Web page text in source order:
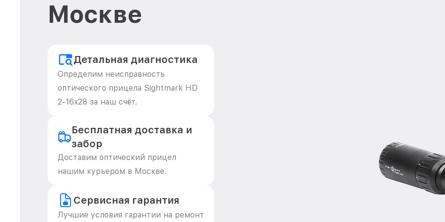
Москве
Детальная диагностика
Определим неисправность
оптического прицела Sightmark HD
2-16x28 за наш счёт.
Бесплатная доставка и
забор
Доставим оптический прицел
нашим курьером в Москве.
Сервисная гарантия
Лучшие условия гарантии на ремонт